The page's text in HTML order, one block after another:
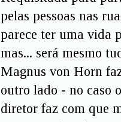
pelas pessoas nas
parece ter uma vida
mas... será mesmo
Magnus von Horn
outro lado - no caso
diretor faz com que